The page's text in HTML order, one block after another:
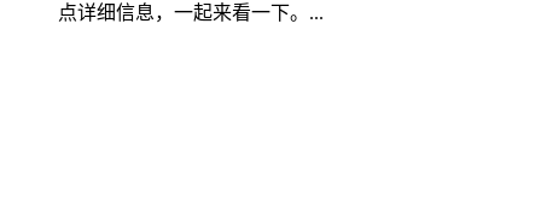
点详细信息，一起来看一下。...